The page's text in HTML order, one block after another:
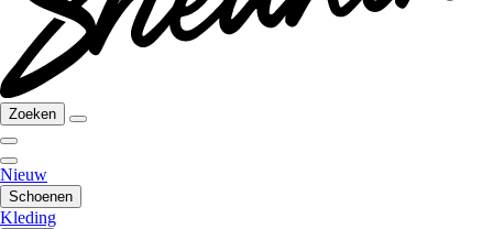
Zoeken
Nieuw
Schoenen
Kleding